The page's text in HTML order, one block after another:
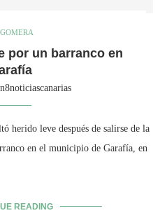
por un barranco en
herido leve después de salirse de la
en el municipio de Garafía, en
READING